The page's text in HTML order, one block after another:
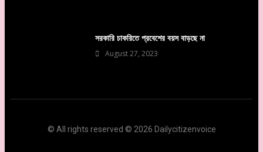
সরকারি চাকরিতে প্রবেশের বয়স বাড়ছে না
August 27, 2023
© All rights reserved © 2026 Dailycitizenvoice